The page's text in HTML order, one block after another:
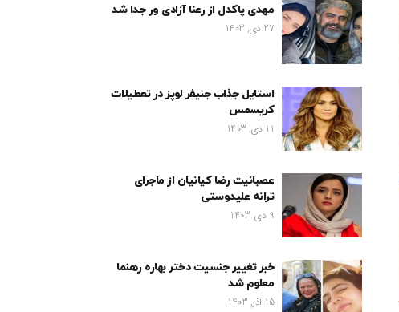
مهدی پاکدل از رعنا آزادی ور جدا شد
27 دی, 1403
استایل جذاب جنیفر لوپز در تعطیلات
کریسمس
11 دی, 1403
عصبانیت رضا کیانیان از ماجرای
ترانه علیدوستی
9 دی, 1403
خبر تغییر جنسیت دختر بهاره رهنما
معلوم شد
15 آذر, 1403